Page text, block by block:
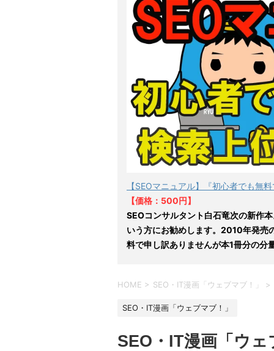
【SEOマニュアル】『初心者でも無
【価格：500円】
SEOコンサルタント白石竜次の新作
いう方にお勧めします。2010年発売
料で申し訳ありませんが本1冊分の分
HOME > SEO・IT漫画「ウェブマブ！」 >
SEO・IT漫画「ウェブマブ！」
SEO・IT漫画「ウ